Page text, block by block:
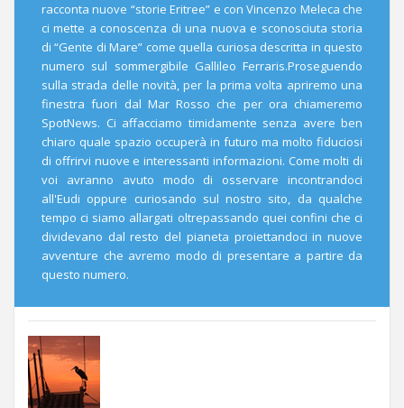
racconta nuove “storie Eritree” e con Vincenzo Meleca che
ci mette a conoscenza di una nuova e sconosciuta storia
di “Gente di Mare” come quella curiosa descritta in questo
numero sul sommergibile Gallileo Ferraris.Proseguendo
sulla strada delle novità, per la prima volta apriremo una
finestra fuori dal Mar Rosso che per ora chiameremo
SpotNews. Ci affacciamo timidamente senza avere ben
chiaro quale spazio occuperà in futuro ma molto fiduciosi
di offrirvi nuove e interessanti informazioni. Come molti di
voi avranno avuto modo di osservare incontrandoci
all'Eudi oppure curiosando sul nostro sito, da qualche
tempo ci siamo allargati oltrepassando quei confini che ci
dividevano dal resto del pianeta proiettandoci in nuove
avventure che avremo modo di presentare a partire da
questo numero.